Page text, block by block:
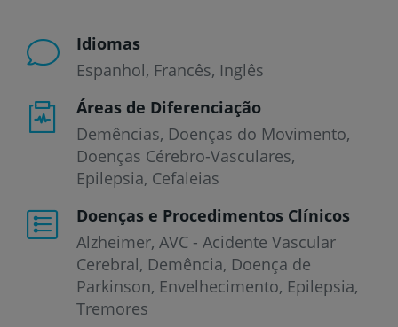
Idiomas
Espanhol Francês Inglês
Áreas de Diferenciação
Demências, Doenças do Movimento,
Doenças Cérebro-Vasculares,
Epilepsia, Cefaleias
Doenças e Procedimentos Clínicos
Alzheimer AVC - Acidente Vascular
Cerebral Demência Doença de
Parkinson Envelhecimento Epilepsia
Tremores